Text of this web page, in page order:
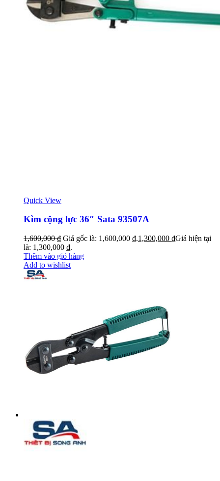
Quick View
Kìm cộng lực 36″ Sata 93507A
1,600,000₫ Giá gốc là: 1,600,000 ₫.1,300,000 ₫Giá hiện tại
là: 1,300,000 ₫.
Thêm vào giỏ hàng
Add to wishlist